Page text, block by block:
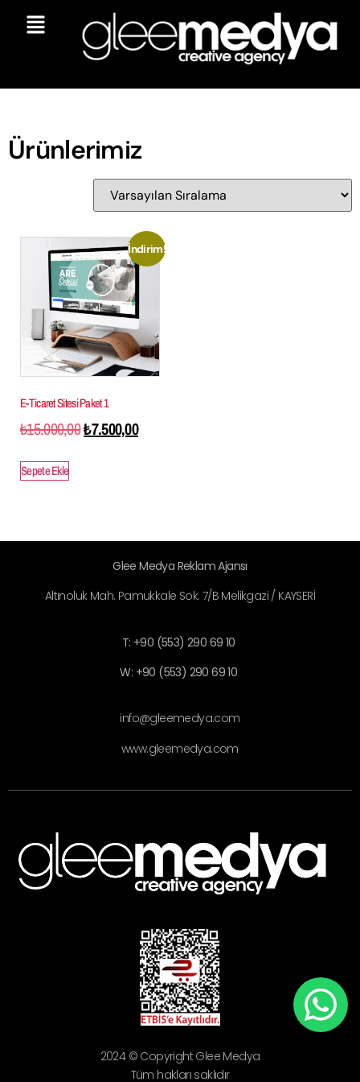
Ürünlerimiz
İndirim!
E-Ticaret Sitesi Paket 1
₺15.000,00₺7.500,00
Sepete Ekle
Glee Medya Reklam Ajansı
Altınoluk Mah. Pamukkale Sok. 7/B Melikgazi / KAYSERİ
T: +90 (553) 290 69 10
W: +90 (553) 290 69 10
info@gleemedya.com
www.gleemedya.com
2024 © Copyright Glee Medya
Tüm hakları saklıdır